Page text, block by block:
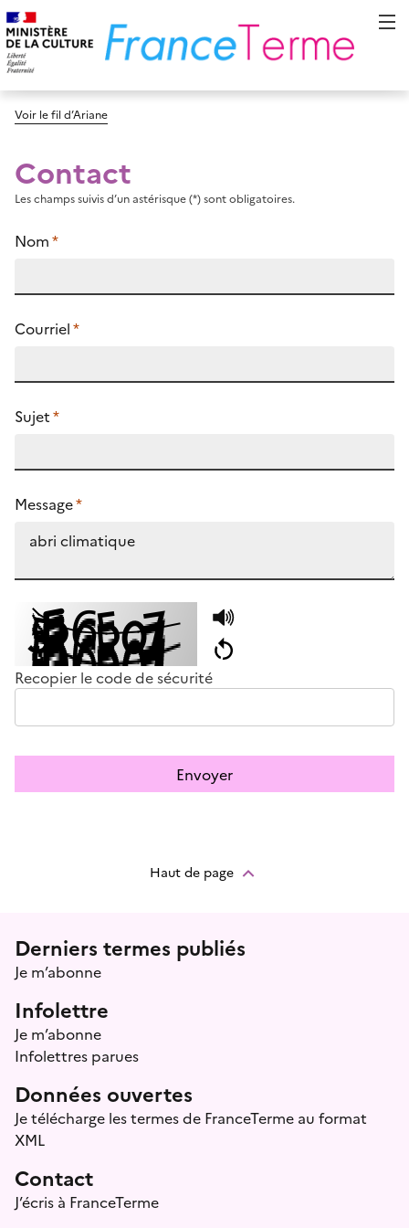
Voir le fil d’Ariane
Contact
Les champs suivis d’un astérisque (*) sont obligatoires.
Nom*
Courriel*
Sujet*
Message*
Recopier le code de sécurité
Envoyer
Haut de page
Menu prefooter
Derniers termes publiés
Je m’abonne
Infolettre
Je m’abonne
Infolettres parues
Données ouvertes
Je télécharge les termes de FranceTerme au format
XML
Contact
J’écris à FranceTerme